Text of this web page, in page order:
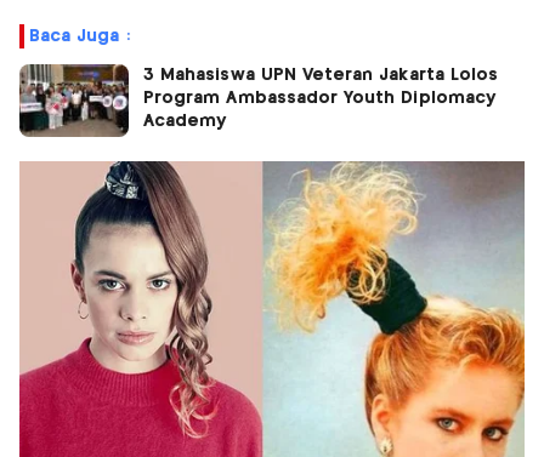
Baca Juga :
3 Mahasiswa UPN Veteran Jakarta Lolos
Program Ambassador Youth Diplomacy
Academy